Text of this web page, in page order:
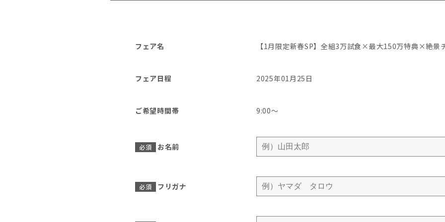
フェア名 【1月限定新春SP】全組3万試食×最大150万特典×絶景
フェア日程 2025年01月25日
ご希望時間帯 9:00〜
必須 お名前
必須 フリガナ